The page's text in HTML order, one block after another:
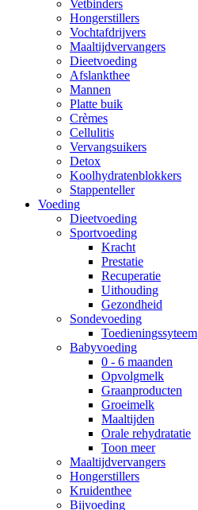
Vetbinders
Hongerstillers
Vochtafdrijvers
Maaltijdvervangers
Dieetvoeding
Afslankthee
Mannen
Platte buik
Crèmes
Cellulitis
Vervangsuikers
Detox
Koolhydratenblokkers
Stappenteller
Voeding
Dieetvoeding
Sportvoeding
Kracht
Prestatie
Recuperatie
Uithouding
Gezondheid
Sondevoeding
Toedieningssyteem
Babyvoeding
0 - 6 maanden
Opvolgmelk
Graanproducten
Groeimelk
Maaltijden
Orale rehydratatie
Toon meer
Maaltijdvervangers
Hongerstillers
Kruidenthee
Bijvoeding